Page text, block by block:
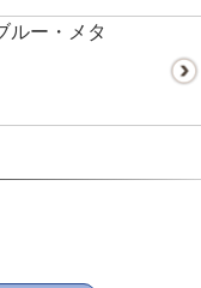
ルー・メタ